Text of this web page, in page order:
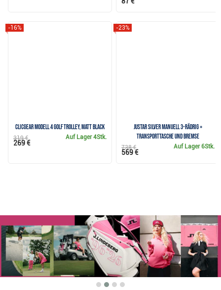
Clicgear Modell 4 Golf Trolley, Matt Black
-16%
Auf Lager4Stk.
319 €
269 €
JuStar Silver manuell 3-rädrig +
Transporttasche und Bremse
-23%
Auf Lager6Stk.
738 €
569 €